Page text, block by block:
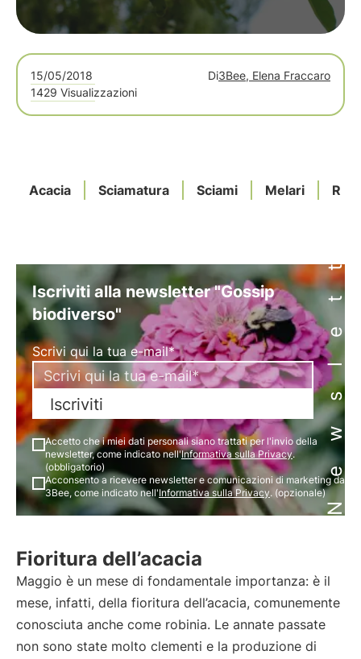
15/05/2018 Di3Bee, Elena Fraccaro
1429 Visualizzazioni
Acacia Sciamatura Sciami Melari Newsletter
Iscriviti alla newsletter "Gossip
biodiverso"
Scrivi qui la tua e-mail*
Iscriviti
Accetto che i miei dati personali siano trattati per l'invio della
newsletter, come indicato nell'Informativa sulla Privacy.
(obbligatorio)
Acconsento a ricevere newsletter e comunicazioni di marketing da
3Bee, come indicato nell'Informativa sulla Privacy. (opzionale)
Fioritura dell’acacia
Maggio è un mese di fondamentale importanza: è il
mese, infatti, della fioritura dell’acacia, comunemente
conosciuta anche come robinia. Le annate passate
non sono state molto clementi e la produzione di